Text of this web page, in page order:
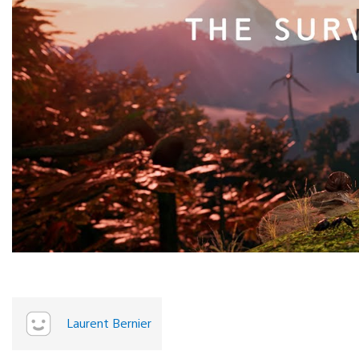
Laurent Bernier